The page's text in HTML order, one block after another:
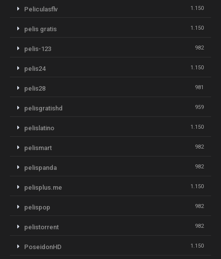
Peliculasflv 1.150
pelis gratis 1.150
pelis-123 982
pelis24 1.150
pelis28 981
pelisgratishd 959
pelislatino 1.150
pelismart 982
pelispanda 982
pelisplus.me 1.150
pelispop 982
pelistorrent 982
PoseidonHD 1.150